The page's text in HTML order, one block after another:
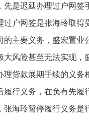
先是迟延办理过户网签
过户网签是张海玲取得
的主要义务，盛宏置业
大风险甚至无法实现，
理贷款展期手续的义务
履行义务，在负有先履
张海玲暂停履行义务是